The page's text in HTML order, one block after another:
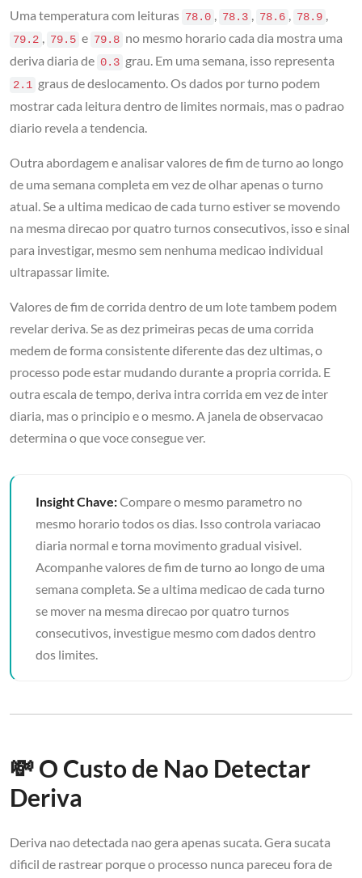
Uma temperatura com leituras 78.0 78.3 78.6 78.9
79.2 79.5 e 79.8 no mesmo horario cada dia mostra uma
deriva diaria de 0.3 grau. Em uma semana, isso representa
2.1 graus de deslocamento. Os dados por turno podem
mostrar cada leitura dentro de limites normais, mas o padrao
diario revela a tendencia.
Outra abordagem e analisar valores de fim de turno ao longo
de uma semana completa em vez de olhar apenas o turno
atual. Se a ultima medicao de cada turno estiver se movendo
na mesma direcao por quatro turnos consecutivos, isso e sinal
para investigar, mesmo sem nenhuma medicao individual
ultrapassar limite.
Valores de fim de corrida dentro de um lote tambem podem
revelar deriva. Se as dez primeiras pecas de uma corrida
medem de forma consistente diferente das dez ultimas, o
processo pode estar mudando durante a propria corrida. E
outra escala de tempo, deriva intra corrida em vez de inter
diaria, mas o principio e o mesmo. A janela de observacao
determina o que voce consegue ver.
Insight Chave:Compare o mesmo parametro no
mesmo horario todos os dias. Isso controla variacao
diaria normal e torna movimento gradual visivel.
Acompanhe valores de fim de turno ao longo de uma
semana completa. Se a ultima medicao de cada turno
se mover na mesma direcao por quatro turnos
consecutivos, investigue mesmo com dados dentro
dos limites.
💸 O Custo de Nao Detectar
Deriva
Deriva nao detectada nao gera apenas sucata. Gera sucata
dificil de rastrear porque o processo nunca pareceu fora de